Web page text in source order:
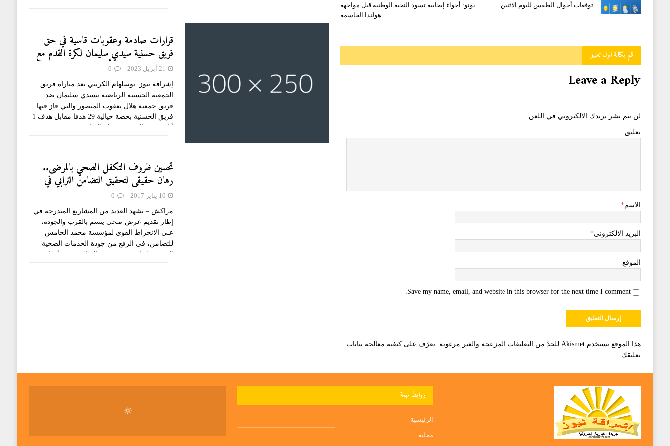
توقعات أحوال الطقس لليوم الاثنين
بونو: أجواء إيجابية تسود النخبة الوطنية قبل مواجهة
هولندا الحاسمة
قم بكتابة اول تعليق
Leave a Reply
لن يتم نشر بريدك الالكتروني في اللعن
تعليق
الاسم*
البريد الالكتروني*
الموقع
Save my name, email, and website in this browser for the next time I comment.
هذا الموقع يستخدم Akismet للحدّ من التعليقات المزعجة والغير مرغوبة.
تعرّف على كيفية معالجة بيانات
تعليقك.
قرارات صادمة وعقوبات قاسية في حق
فريق حسنية سيدي سليمان لكرة القدم مع
النزول إلى القسم الأخير من منافسات
العصبة الجهوية
21 أبريل 2023 0
إشراقة نيوز: بوسلهام الكريني بعد مباراة فريق
الجمعية الحسنية الرياضية بسيدي سليمان ضد
فريق جمعية هلال يعقوب المنصور والتي فاز فيها
فريق الحسنية بحصة خيالية 29 هدفا مقابل هدف 1
أثارت هذه النتيجة حفيظة الشارع [...]
تحسين ظروف التكفل الصحي بالمرضى..
رهان حقيقي لتحقيق التضامن الترابي في
المجال الصحي
10 يناير 2017 0
مراكش – تشهد العديد من المشاريع المندرجة في
إطار تقديم عرض صحي يتسم بالقرب والجودة،
على الانخراط القوي لمؤسسة محمد الخامس
للتضامن، في الرفع من جودة الخدمات الصحية
المقدمة لفئات عريضة من الساكنة، عبر أنحاء [...]
روابط مهمة
الرئيسية
محلية